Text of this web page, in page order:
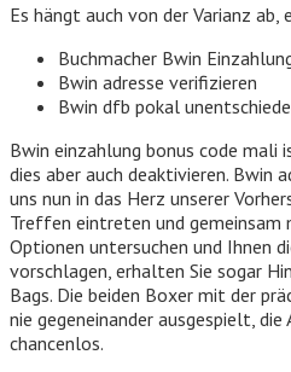
Es hängt auch von der Varianz ab,
Buchmacher Bwin
Bwin adresse verifizieren
Bwin dfb pokal
Bwin einzahlung bonus code mali
dies aber auch deaktivieren. Bwin
uns nun in das Herz unserer
Treffen eintreten und
Optionen untersuchen und Ihnen
vorschlagen, erhalten Sie sogar
Bags. Die beiden Boxer mit der
nie gegeneinander ausgespielt,
chancenlos.